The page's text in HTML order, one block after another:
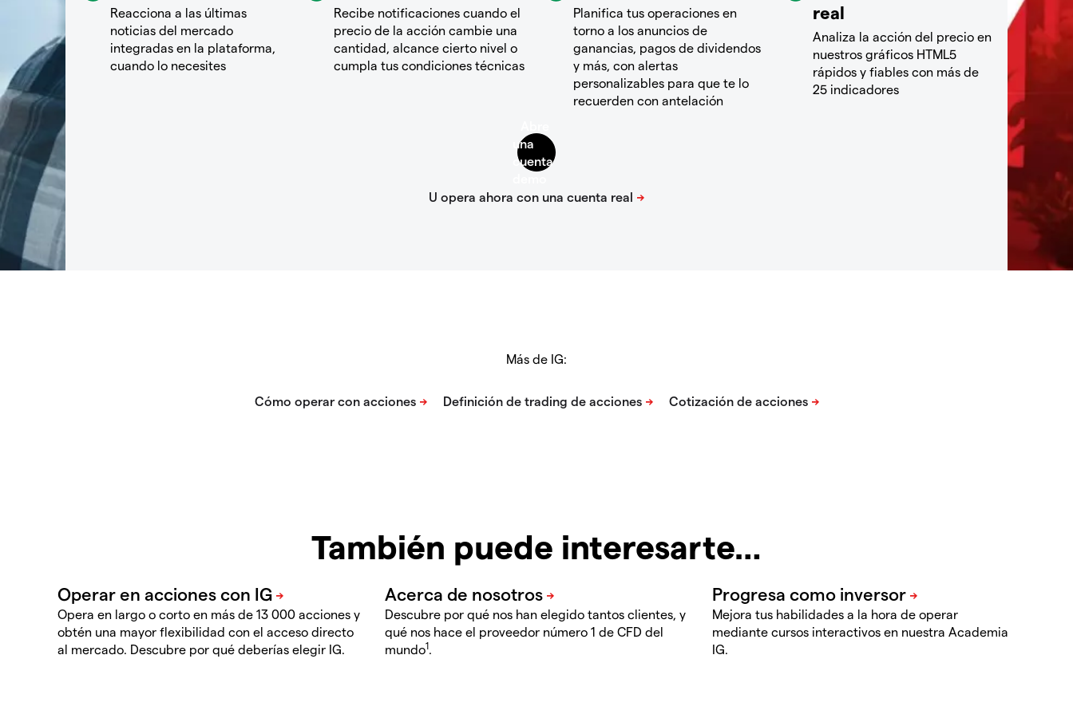
Reacciona a las últimas
noticias del mercado
integradas en la plataforma,
cuando lo necesites
Recibe notificaciones cuando el
precio de la acción cambie una
cantidad, alcance cierto nivel o
cumpla tus condiciones técnicas
Planifica tus operaciones en
torno a los anuncios de
ganancias, pagos de dividendos
y más, con alertas
personalizables para que te lo
recuerden con antelación
real
Analiza la acción del precio en
nuestros gráficos HTML5
rápidos y fiables con más de
25 indicadores
Más de IG:
También puede interesarte…
Opera en largo o corto en más de 13 000 acciones y
obtén una mayor flexibilidad con el acceso directo
al mercado. Descubre por qué deberías elegir IG.
Descubre por qué nos han elegido tantos clientes, y
qué nos hace el proveedor número 1 de CFD del
mundo1.
Mejora tus habilidades a la hora de operar
mediante cursos interactivos en nuestra Academia
IG.